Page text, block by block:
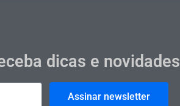
dicas e novidades
Assinar newsletter